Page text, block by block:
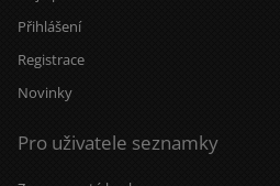
Přihlášení
Registrace
Novinky
Pro uživatele seznamky